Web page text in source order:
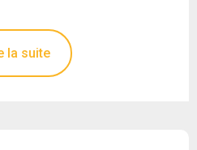
la suite